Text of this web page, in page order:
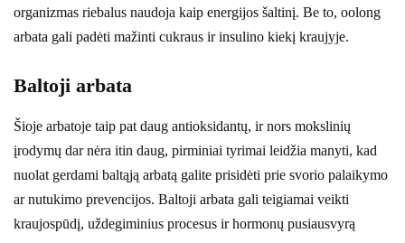
organizmas riebalus naudoja kaip energijos šaltinį. Be to, oolong
arbata gali padėti mažinti cukraus ir insulino kiekį kraujyje.
Baltoji arbata
Šioje arbatoje taip pat daug antioksidantų, ir nors mokslinių
įrodymų dar nėra itin daug, pirminiai tyrimai leidžia manyti, kad
nuolat gerdami baltąją arbatą galite prisidėti prie svorio palaikymo
ar nutukimo prevencijos. Baltoji arbata gali teigiamai veikti
kraujospūdį, uždegiminius procesus ir hormonų pusiausvyrą